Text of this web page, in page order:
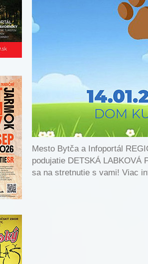
Mesto Bytča a Infoportál
podujatie DETSKÁ LABKOVÁ
sa na stretnutie s vami! Viac